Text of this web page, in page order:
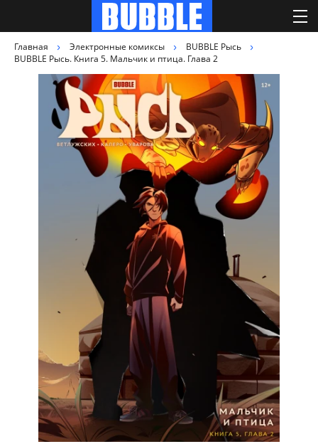
Главная Электронные комиксы
BUBBLE Рысь
BUBBLE Рысь. Книга 5. Мальчик и птица. Глава 2